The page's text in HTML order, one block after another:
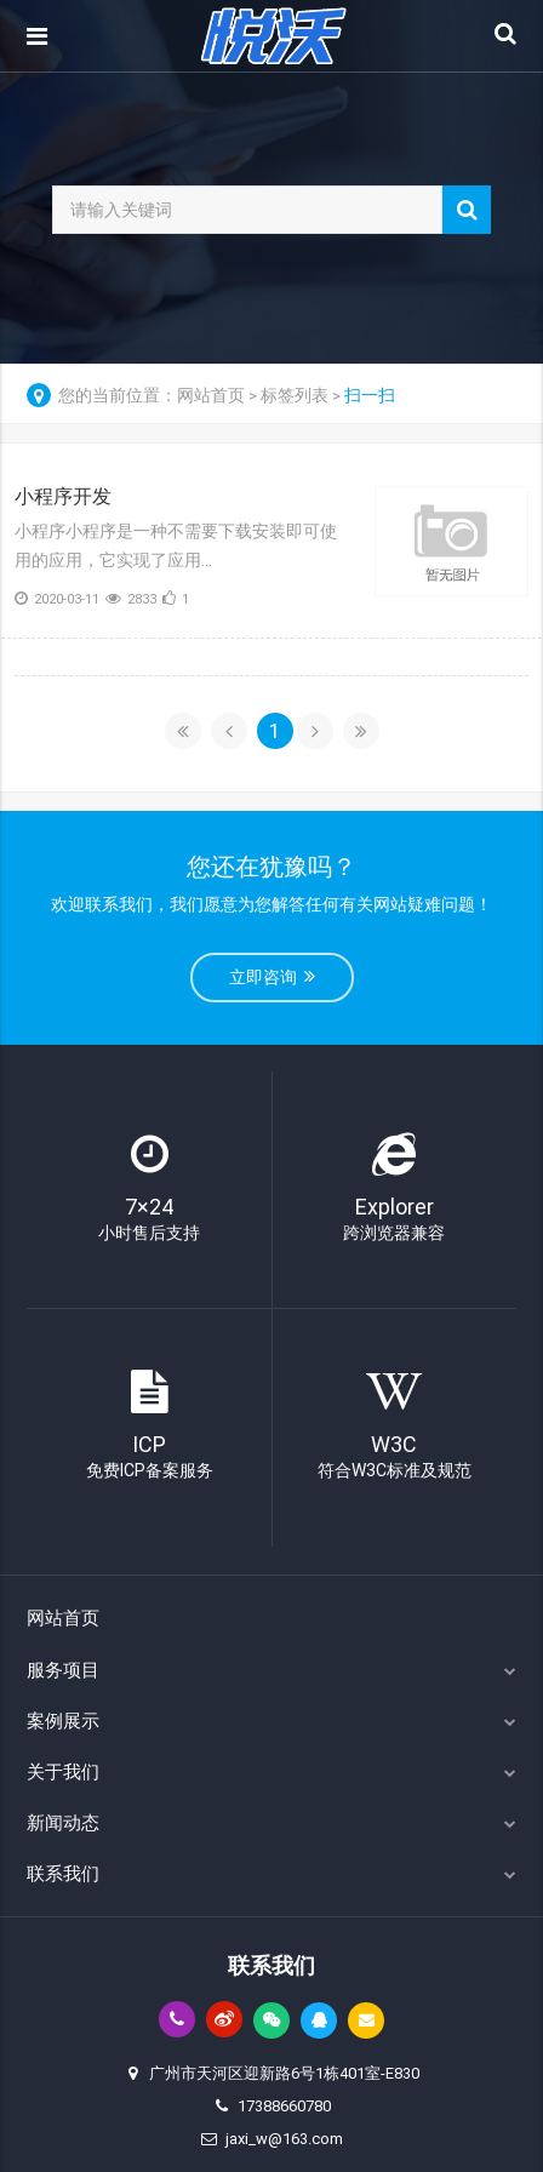
您的当前位置： 网站首页 >标签列表 >扫一扫
小程序开发
小程序小程序是一种不需要下载安装即可使
用的应用，它实现了应用...
2020-03-11 2833 1
1
您还在犹豫吗？
欢迎联系我们，我们愿意为您解答任何有关网站疑难问题！
立即咨询
7×24
小时售后支持
Explorer
跨浏览器兼容
ICP
免费ICP备案服务
W3C
符合W3C标准及规范
网站首页
服务项目
案例展示
关于我们
新闻动态
联系我们
联系我们
广州市天河区迎新路6号1栋401室-E830
17388660780
jaxi_w@163.com